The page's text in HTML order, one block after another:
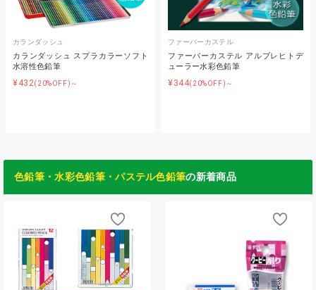
カランダッシュ
カランダッシュ スプラカラーソフト
水溶性色鉛筆
¥432(20%OFF)～
ファーバーカステル
ファーバーカステル アルブレヒトデ
ューラー水彩色鉛筆
¥344(20%OFF)～
色鉛筆・水彩色鉛筆・パステル色鉛筆の新着商品